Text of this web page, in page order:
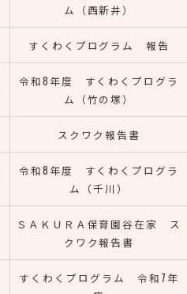
ム（西新井）
すくわくプログラム 報告
令和8年度 すくわくプログラ
ム（竹の塚）
スクワク報告書
令和8年度 すくわくプログラ
ム（千川）
ＳＡＫＵＲＡ保育園谷在家 ス
クワク報告書
すくわくプログラム 令和7年